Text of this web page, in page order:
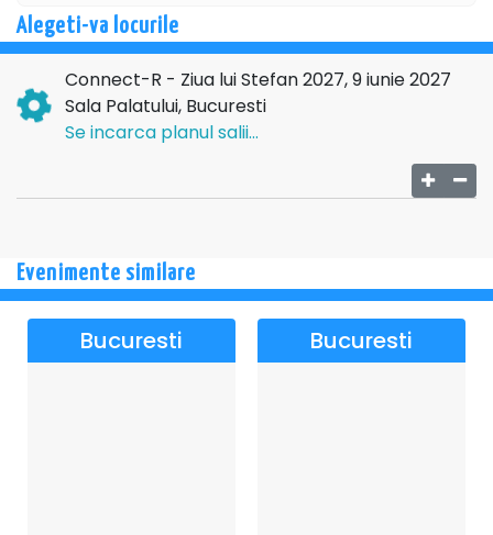
Alegeti-va locurile
Connect-R - Ziua lui Stefan 2027, 9 iunie 2027
Sala Palatului, Bucuresti
Se incarca planul salii...
Evenimente similare
Bucuresti Bucuresti